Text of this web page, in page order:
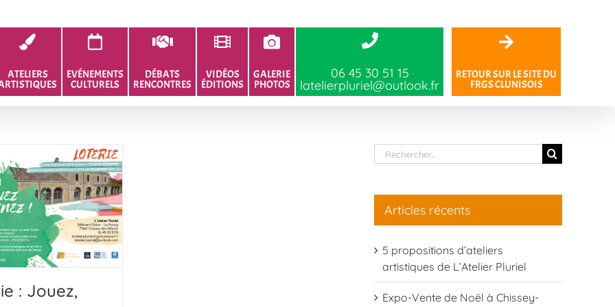
ATELIERS EVÉNEMENTS
CULTURELS
DÉBATS
RENCONTRES
VIDÉOS
ÉDITIONS
GALERIE
PHOTOS
06 45 30 51 15
latelierpluriel@outlook.fr
RETOUR SUR LE SITE DU
FRGS CLUNISOIS
: Jouez,
Rechercher:
Articles récents
5 propositions d’ateliers
artistiques de L’Atelier Pluriel
Expo-Vente de Noël à Chissey-